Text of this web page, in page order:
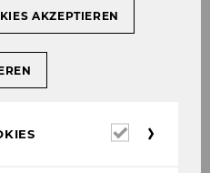
AKZEPTIEREN